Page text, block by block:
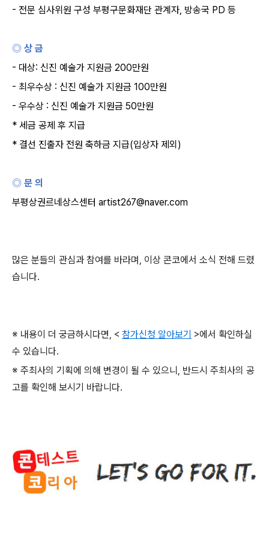
- 전문 심사위원 구성 부평구문화재단 관계자, 방송국 PD 등
◎ 상 금
- 대상: 신진 예술가 지원금 200만원
- 최우수상 : 신진 예술가 지원금 100만원
- 우수상 : 신진 예술가 지원금 50만원
* 세금 공제 후 지급
* 결선 진출자 전원 축하금 지급(입상자 제외 )
◎ 문 의
부평상권르네상스센터 artist267@naver.com
많은 분들의 관심과 참여를 바라며, 이상 콘코에서 소식 전해 드렸
습니다.
※ 내용이 더 궁금하시다면, < 참가신청 알아보기 >에서 확인하실
수 있습니다.
※ 주최사의 기획에 의해 변경이 될 수 있으니 , 반드시 주최사의 공
고를 확인해 보시기 바랍니다.